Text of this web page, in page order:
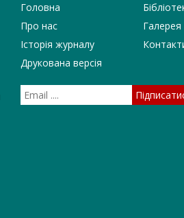
Головна
Про нас
Історія журналу
Друкована версія
Галерея